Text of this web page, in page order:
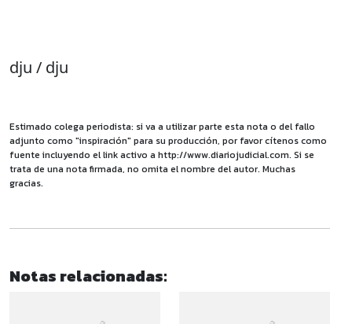
dju / dju
Estimado colega periodista: si va a utilizar parte esta nota o del fallo
adjunto como "inspiración" para su producción, por favor cítenos como
fuente incluyendo el link activo a http://www.diariojudicial.com. Si se
trata de una nota firmada, no omita el nombre del autor. Muchas
gracias.
Notas relacionadas: